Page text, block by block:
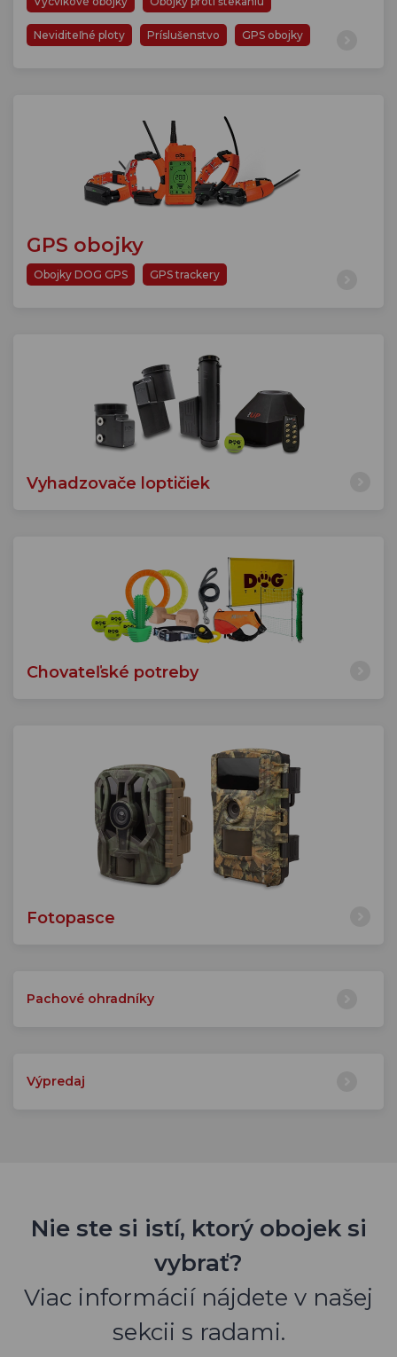
Neviditeľné ploty Príslušenstvo GPS obojky
GPS obojky
Obojky DOG GPS GPS trackery
Vyhadzovače loptičiek
Chovateľské potreby
Fotopasce
Pachové ohradníky
Výpredaj
Nie ste si istí, ktorý obojek si
vybrať?
Viac informácií nájdete v našej
sekcii s radami.